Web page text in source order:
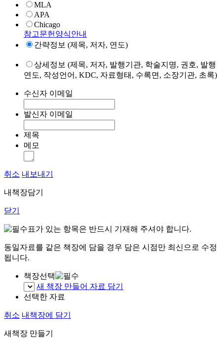
MLA
APA
Chicago
참고문헌양식안내
간략정보 (제목, 저자, 연도)
상세정보 (제목, 저자, 발행기관, 학술지명, 권호, 발행
연도, 작성언어, KDC, 자료형태, 수록면, 소장기관, 초록)
수신자 이메일
발신자 이메일
제목
메모
취소 내보내기
내책장담기
닫기
표가 있는 항목은 반드시 기재해 주셔야 합니다.
동일자료를 같은 책장에 담을 경우 담은 시점만 최신으로 수정
됩니다.
책장선택
새 책장 만들어 자료 담기
선택한 자료
취소 내책장에 담기
새책장 만들기